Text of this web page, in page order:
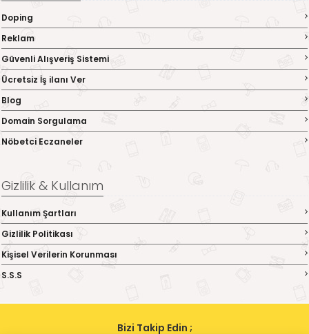
Doping
Reklam
Güvenli Alışveriş Sistemi
Ücretsiz İş ilanı Ver
Blog
Domain Sorgulama
Nöbetci Eczaneler
Gizlilik & Kullanım
Kullanım Şartları
Gizlilik Politikası
Kişisel Verilerin Korunması
S.S.S
Bizi Takip Edin ;